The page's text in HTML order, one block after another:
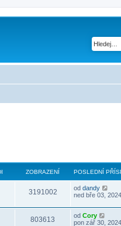
ZOBRAZENÍ POSLEDNÍ
3191002 od dandy
ned bře 03,
803613 od Cory
pon zář 30,